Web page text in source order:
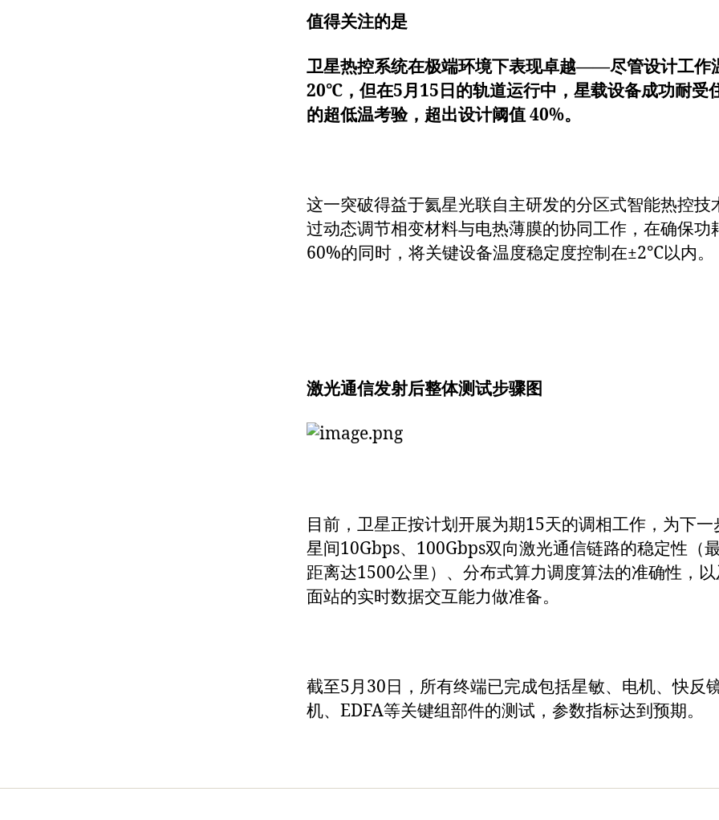
值得关注的是
卫星热控系统在极端环境下表现卓越——尽管设计工作
20℃，但在5月15日的轨道运行中，星载设备成功耐
的超低温考验，超出设计阈值 40%。
这一突破得益于氦星光联自主研发的分区式智能热控技
过动态调节相变材料与电热薄膜的协同工作，在确保功
60%的同时，将关键设备温度稳定度控制在±2℃以内。
激光通信发射后整体测试步骤图
目前，卫星正按计划开展为期15天的调相工作，为下一
星间10Gbps、100Gbps双向激光通信链路的稳定性（
距离达1500公里）、分布式算力调度算法的准确性，
面站的实时数据交互能力做准备。
截至5月30日，所有终端已完成包括星敏、电机、快反
机、EDFA等关键组部件的测试，参数指标达到预期。